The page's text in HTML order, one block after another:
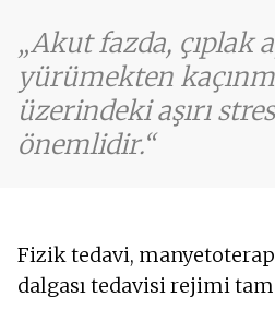
Akut fazda, çıplak
yürümekten
üzerindeki aşırı
önemlidir.
Fizik tedavi,
dalgası tedavisi rejimi